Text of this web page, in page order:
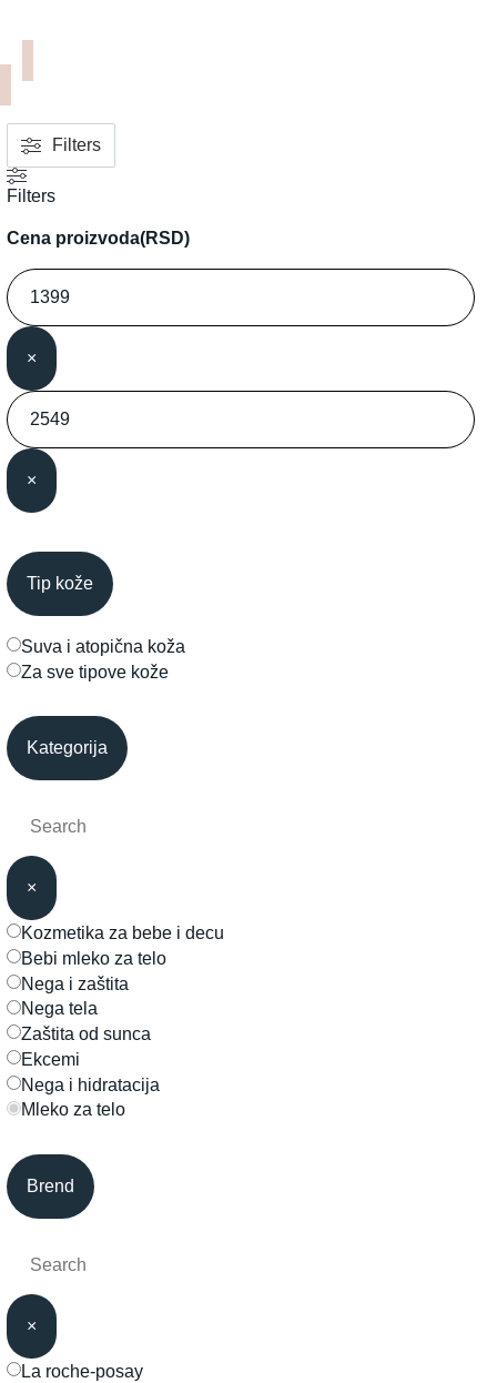
Filters
Filters
Cena proizvoda(RSD)
×
×
Tip kože
suva i atopična koža
za sve tipove kože
Kategorija
×
kozmetika za bebe i decu
bebi mleko za telo
nega i zaštita
nega tela
zaštita od sunca
ekcemi
nega i hidratacija
mleko za telo
Brend
×
la roche-posay